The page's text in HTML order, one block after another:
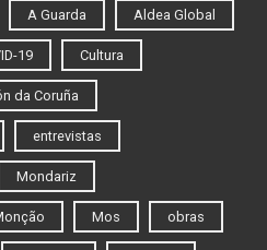
A Guarda Aldea Global
19 Cultura
da Coruña
entrevistas
Mondariz
Mos obras